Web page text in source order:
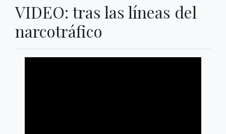
VIDEO: tras las líneas del
narcotráfico